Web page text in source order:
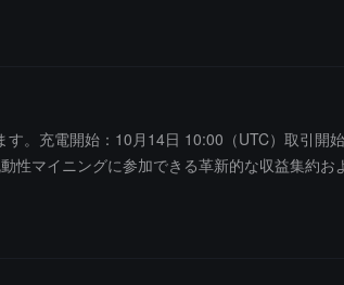
。充電開始：10月14日 10:00（UTC）取引開
性マイニングに参加できる革新的な収益集約お